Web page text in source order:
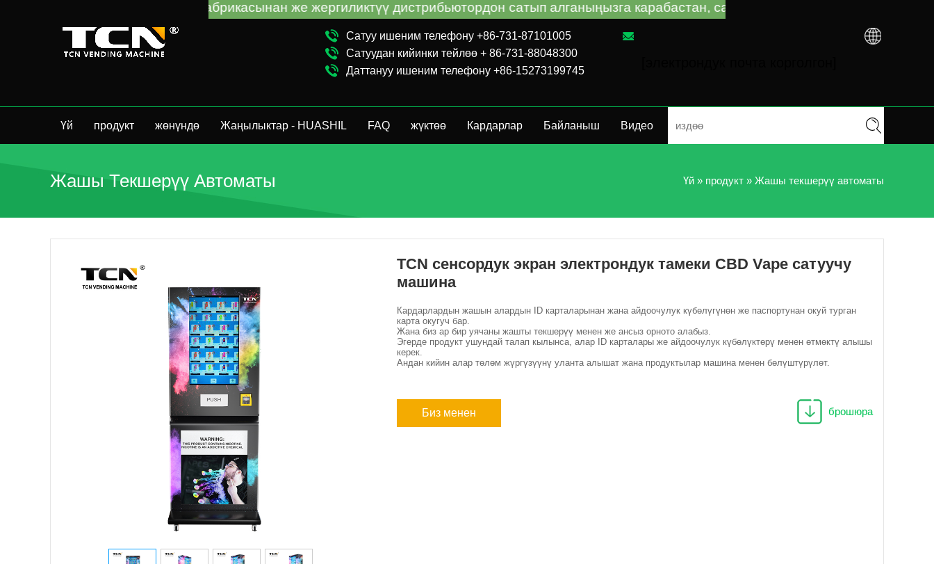
Сатуу ишеним телефону +86-731-87101005
Сатуудан кийинки тейлөө + 86-731-88048300
Даттануу ишеним телефону +86-15273199745
Үй продукт жөнүндө Жаңылыктар - HUASHIL FAQ жүктөө Кардарлар Байланыш Видео
Жашы Текшерүү Автоматы Үй » продукт » Жашы текшерүү автоматы
TCN сенсордук экран электрондук тамеки CBD Vape сатуучу
машина
Кардарлардын жашын алардын ID карталарынан жана айдоочулук күбөлүгүнөн же паспортунан окуй турган
карта окугуч бар.
Жана биз ар бир уячаны жашты текшерүү менен же ансыз орното алабыз.
Эгерде продукт ушундай талап кылынса, алар ID карталары же айдоочулук күбөлүктөрү менен өтмөктү алышы
керек.
Андан кийин алар төлөм жүргүзүүнү уланта алышат жана продуктылар машина менен бөлүштүрүлөт.
Биз менен брошюра
VM'ди TCN фабрикасынан же жергиликтүү дистрибьютордон сатып алганыңызга карабастан, сатуучу автоматтар боюнча жетекчилик жана